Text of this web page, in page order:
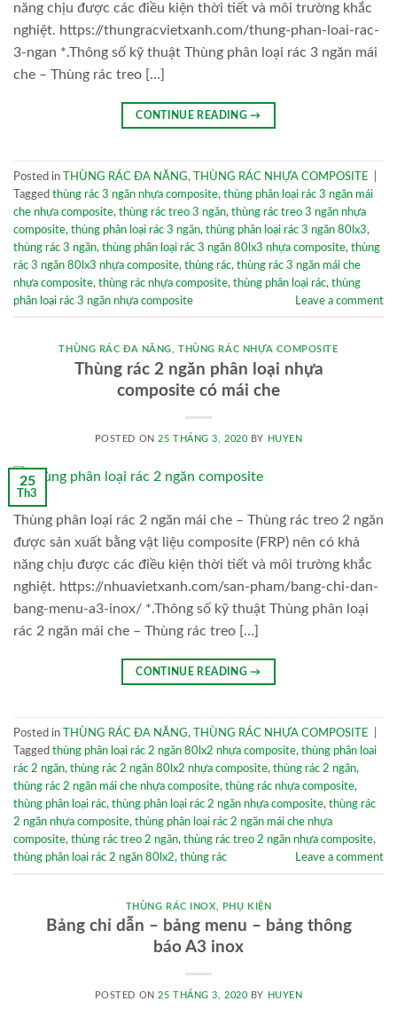
năng chịu được các điều kiện thời tiết và môi trường khắc
nghiệt. https://thungracvietxanh.com/thung-phan-loai-rac-
3-ngan *.Thông số kỹ thuật Thùng phân loại rác 3 ngăn mái
che – Thùng rác treo […]
CONTINUE READING→
Posted in THÙNG RÁC ĐA NĂNG, THÙNG RÁC NHỰA COMPOSITE
Tagged thùng rác 3 ngăn nhựa composite, thùng phân loại rác 3 ngăn mái
che nhựa composite, thùng rác treo 3 ngăn, thùng rác treo 3 ngăn nhựa
composite, thùng phân loại rác 3 ngăn, thùng phân loại rác 3 ngăn 80lx3,
thùng rác 3 ngăn, thùng phân loại rác 3 ngăn 80lx3 nhựa composite, thùng
rác 3 ngăn 80lx3 nhựa composite, thùng rác, thùng rác 3 ngăn mái che
nhựa composite, thùng rác nhựa composite, thùng phân loại rác, thùng
phân loại rác 3 ngăn nhựa composite
Leave a comment
THÙNG RÁC ĐA NĂNG, THÙNG RÁC NHỰA COMPOSITE
Thùng rác 2 ngăn phân loại nhựa
composite có mái che
POSTED ON25 THÁNG 3, 2020 BY HUYEN
25
Th3
Thùng phân loại rác 2 ngăn mái che – Thùng rác treo 2 ngăn
được sản xuất bằng vật liệu composite (FRP) nên có khả
năng chịu được các điều kiện thời tiết và môi trường khắc
nghiệt. https://nhuavietxanh.com/san-pham/bang-chi-dan-
bang-menu-a3-inox/ *.Thông số kỹ thuật Thùng phân loại
rác 2 ngăn mái che – Thùng rác treo […]
CONTINUE READING→
Posted in THÙNG RÁC ĐA NĂNG, THÙNG RÁC NHỰA COMPOSITE
Tagged thùng phân loại rác 2 ngăn 80lx2 nhựa composite, thùng phân loai
rác 2 ngăn, thùng rác 2 ngăn 80lx2 nhựa composite, thùng rác 2 ngăn,
thùng rác 2 ngăn mái che nhựa composite, thùng rác nhựa composite,
thùng phân loại rác, thùng phân loại rác 2 ngăn nhựa composite, thùng rác
2 ngăn nhựa composite, thùng phân loại rác 2 ngăn mái che nhựa
composite, thùng rác treo 2 ngăn, thùng rác treo 2 ngăn nhựa composite,
thùng phân loại rác 2 ngăn 80lx2, thùng rác Leave a comment
THÙNG RÁC INOX PHỤ KIỆN
Bảng chỉ dẫn – bảng menu – bảng thông
báo A3 inox
POSTED ON25 THÁNG 3, 2020 BY HUYEN